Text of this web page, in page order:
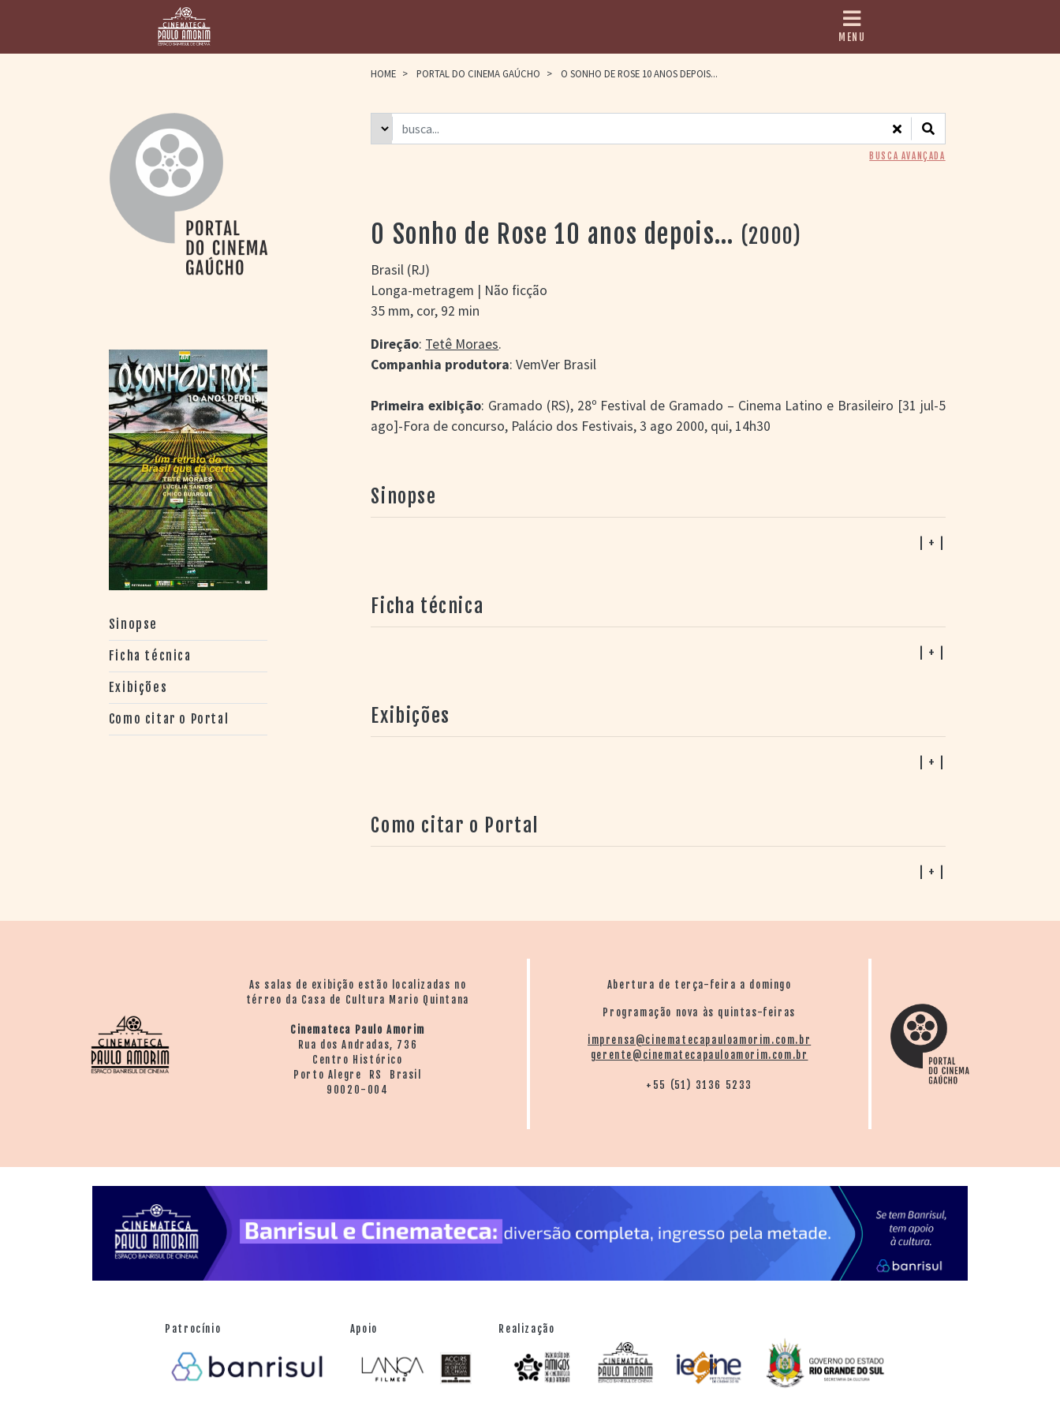
PAULO AMORIM
> HOMENAGEADOS
> ASSOCIAÇÃO DOS
> BIBLIOTECA
ROMEU GRIMALDI
> ARQUIVO
PORTAL DO
CINEMA GAÚCHO
> APRESENTAÇÃO
> BUSCA AVANÇADA
> LISTA DE FILMES
> FILMOGRAFIAS DE
CINEASTAS
> DISCOGRAFIAS
> BIBLIOGRAFIAS
CONTATO E
LOCALIZAÇÃO
MENU
HOME > PORTAL DO CINEMA GAÚCHO > O SONHO DE ROSE 10 ANOS DEPOIS...
Sinopse
Ficha técnica
Exibições
Como citar o Portal
BUSCA AVANÇADA
O Sonho de Rose 10 anos depois... (2000)
Brasil (RJ)
Longa-metragem | Não ficção
35 mm, cor, 92 min
Direção: Tetê Moraes.
Companhia produtora: VemVer Brasil
Primeira exibição: Gramado (RS), 28º Festival de Gramado – Cinema Latino e Brasileiro [31 jul-5
ago]-Fora de concurso, Palácio dos Festivais, 3 ago 2000, qui, 14h30
Sinopse
| + |
Ficha técnica
| + |
Exibições
| + |
Como citar o Portal
| + |
As salas de exibição estão localizadas no
térreo da Casa de Cultura Mario Quintana
Cinemateca Paulo Amorim
Rua dos Andradas, 736
Centro Histórico
Porto Alegre RS Brasil
90020-004
Abertura de terça-feira a domingo
Programação nova às quintas-feiras
imprensa@cinematecapauloamorim.com.br
gerente@cinematecapauloamorim.com.br
+55 (51) 3136 5233
Patrocínio Apoio Realização